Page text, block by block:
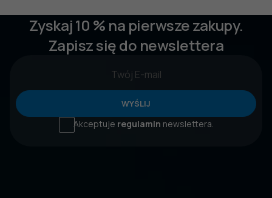
Zyskaj 10 % na pierwsze zakupy.
Zapisz się do newslettera
WYŚLIJ
Akceptuje regulamin newslettera.